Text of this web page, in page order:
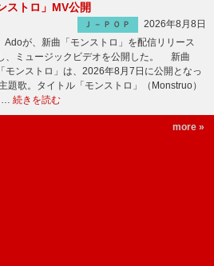
ストロ」MV公開
Ｊ－ＰＯＰ
2026年8月8日
Adoが、新曲「モンストロ」を配信リリース
、ミュージックビデオを公開した。 新曲
「モンストロ」は、2026年8月7日に公開となっ
題歌。タイトル「モンストロ」（Monstruo）
… 続きを読む
more »